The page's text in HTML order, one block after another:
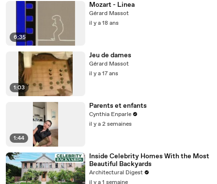
6:35
Mozart - Linea
Gérard Massot
il y a 18 ans
1:03
Jeu de dames
Gérard Massot
il y a 17 ans
1:44
Parents et enfants
Cynthia Enparle
il y a 2 semaines
Inside Celebrity Homes With the Most
Beautiful Backyards
Architectural Digest